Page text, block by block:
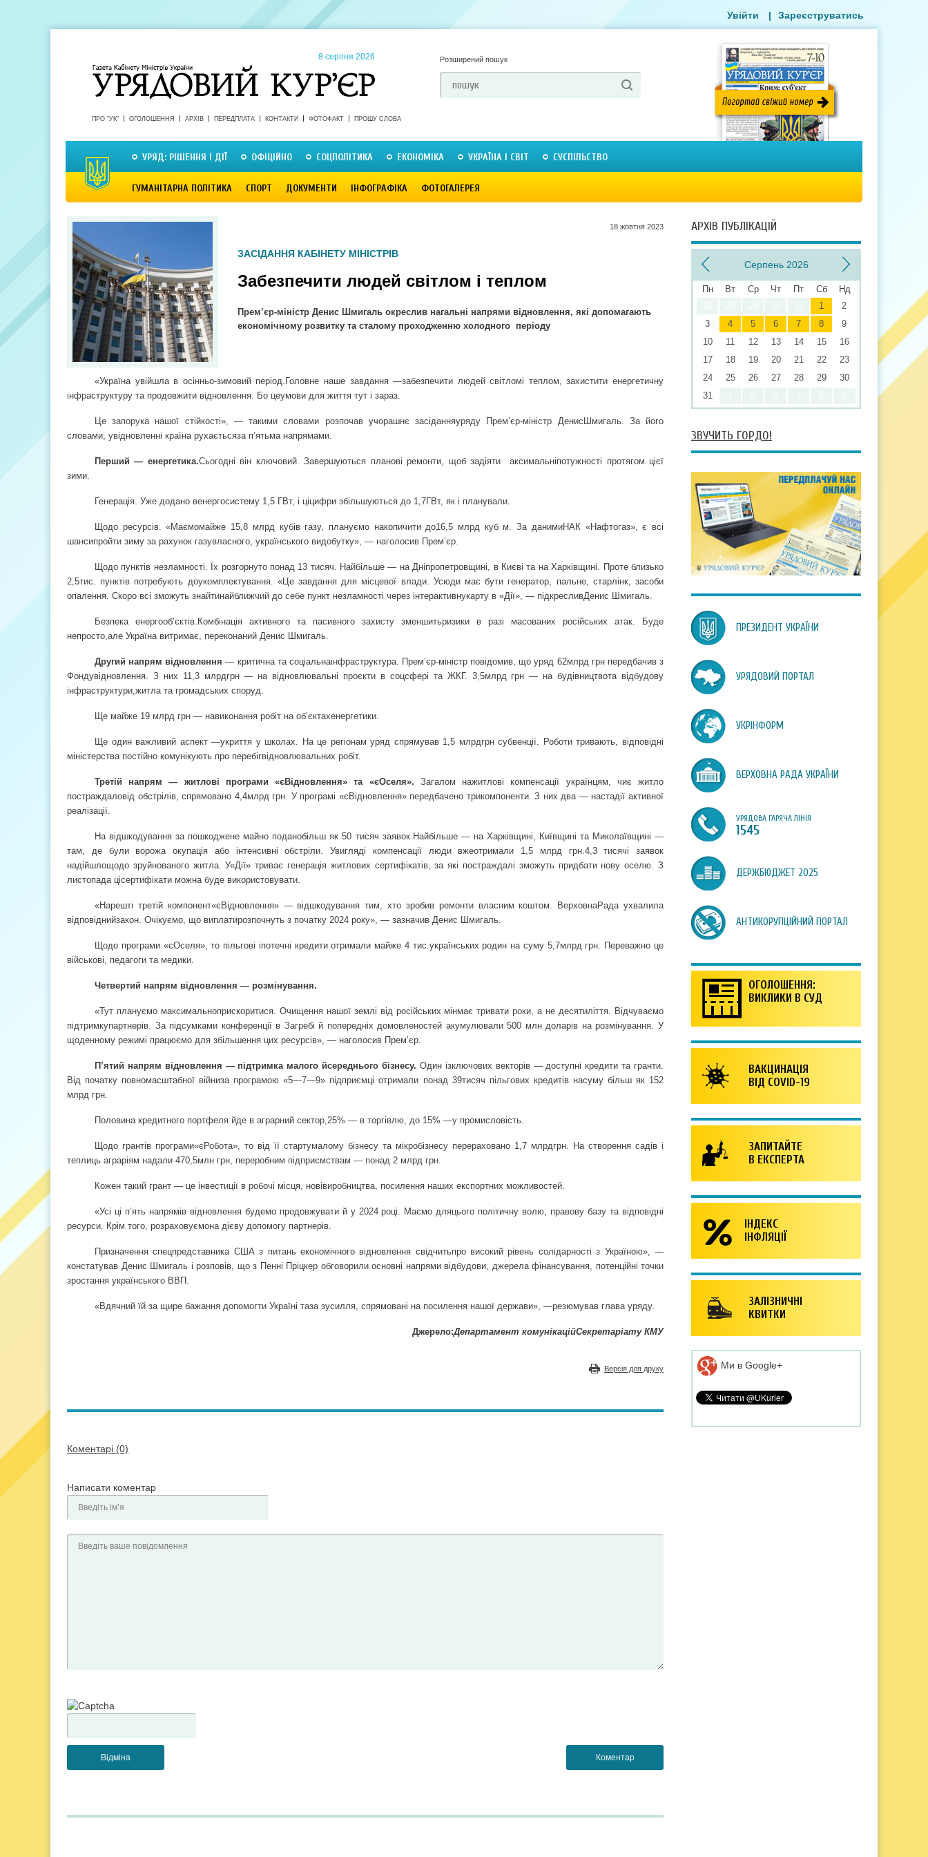
8 серпня 2026 Розширений пошук
ПРО "УК" ОГОЛОШЕННЯ АРХІВ ПЕРЕДПЛАТА КОНТАКТИ ФОТОФАКТ ПРОШУ СЛОВА
УРЯД: РІШЕННЯ І ДІЇ ОФІЦІЙНО СОЦПОЛІТИКА ЕКОНОМІКА УКРАЇНА І СВІТ СУСПІЛЬСТВО
ГУМАНІТАРНА ПОЛІТИКА СПОРТ ДОКУМЕНТИ ІНФОГРАФІКА ФОТОГАЛЕРЕЯ
Увійти | Зареєструватись
18 жовтня 2023
ЗАСІДАННЯ КАБІНЕТУ МІНІСТРІВ
Забезпечити людей світлом і теплом
Прем’єр-міністр Денис Шмигаль окреслив нагальні напрями відновлення, які допомагають
економічному розвитку та сталому проходженню холодного періоду
«Україна увійшла в осінньо-зимовий період. Головне наше завдання —забезпечити людей світломі теплом, захистити енергетичну
інфраструктуру та продовжити відновлення. Бо цеумови для життя тут і зараз.
Це запорука нашої стійкості», — такими словами розпочав учорашнє засіданняуряду Прем’єр-міністр Денис Шмигаль. За його
словами, увідновленні країна рухаєтьсяза п’ятьма напрямами.
Перший — енергетика.Сьогодні він ключовий. Завершуються планові ремонти, щоб задіяти аксимальніпотужності протягом цієї
зими.
Генерація. Уже додано венергосистему 1,5 ГВт, і ціцифри збільшуються до 1,7ГВт, як і планували.
Щодо ресурсів. «Маємомайже 15,8 млрд кубів газу, плануємо накопичити до16,5 млрд куб м. За данимиНАК «Нафтогаз», є всі
шансипройти зиму за рахунок газувласного, українського видобутку», — наголосив Прем’єр.
Щодо пунктів незламності. Їх розгорнуто понад 13 тисяч. Найбільше — на Дніпропетровщині, в Києві та на Харківщині. Проте близько
2,5тис. пунктів потребують доукомплектування. «Це завдання для місцевої влади. Усюди має бути генератор, пальне, старлінк, засоби
опалення. Скоро всі зможуть знайтинайближчий до себе пункт незламності через інтерактивнукарту в «Дії», — підкресливДенис Шмигаль.
Безпека енергооб’єктів.Комбінація активного та пасивного захисту зменшитьризики в разі масованих російських атак. Буде
непросто,але Україна витримає, переконаний Денис Шмигаль.
Другий напрям відновлення— критична та соціальнаінфраструктура. Прем’єр-міністр повідомив, що уряд 62млрд грн передбачив з
Фондувідновлення. З них 11,3 млрдгрн — на відновлювальні проєкти в соцсфері та ЖКГ. 3,5млрд грн — на будівництвота відбудову
інфраструктури,житла та громадських споруд.
Ще майже 19 млрд грн — навиконання робіт на об’єктахенергетики.
Ще один важливий аспект —укриття у школах. На це регіонам уряд спрямував 1,5 млрдгрн субвенції. Роботи тривають, відповідні
міністерства постійно комунікують про перебігвідновлювальних робіт.
Третій напрям — житлові програми «єВідновлення» та «єОселя». Загалом нажитлові компенсації українцям, чиє житло
постраждаловід обстрілів, спрямовано 4,4млрд грн. У програмі «єВідновлення» передбачено трикомпоненти. З них два — настадії активної
реалізації.
На відшкодування за пошкоджене майно поданобільш як 50 тисяч заявок. Найбільше — на Харківщині, Київщині та Миколаївщині —
там, де були ворожа окупація або інтенсивні обстріли. Увигляді компенсації люди вжеотримали 1,5 млрд грн.4,3 тисячі заявок
надійшлощодо зруйнованого житла. У«Дії» триває генерація житлових сертифікатів, за які постраждалі зможуть придбати нову оселю. З
листопада цісертифікати можна буде використовувати.
«Нарешті третій компонент«єВідновлення» — відшкодування тим, хто зробив ремонти власним коштом. ВерховнаРада ухвалила
відповіднийзакон. Очікуємо, що виплатирозпочнуть з початку 2024 року», — зазначив Денис Шмигаль.
Щодо програми «єОселя», то пільгові іпотечні кредити отримали майже 4 тис.українських родин на суму 5,7млрд грн. Переважно це
військові, педагоги та медики.
Четвертий напрям відновлення — розмінування.
«Тут плануємо максимальноприскоритися. Очищення нашої землі від російських мінмає тривати роки, а не десятиліття. Відчуваємо
підтримкупартнерів. За підсумками конференції в Загребі й попередніх домовленостей акумулювали 500 млн доларів на розмінування. У
щоденному режимі працюємо для збільшення цих ресурсів», — наголосив Прем’єр.
П’ятий напрям відновлення — підтримка малого йсереднього бізнесу. Один ізключових векторів — доступні кредити та гранти.
Від початку повномасштабної війниза програмою «5—7—9» підприємці отримали понад 39тисяч пільгових кредитів насуму більш як 152
млрд грн.
Половина кредитного портфеля йде в аграрний сектор,25% — в торгівлю, до 15% —у промисловість.
Щодо грантів програми«єРобота», то від її стартумалому бізнесу та мікробізнесу перераховано 1,7 млрдгрн. На створення садів і
теплиць аграріям надали 470,5млн грн, переробним підприємствам — понад 2 млрд грн.
Кожен такий грант — це інвестиції в робочі місця, новівиробництва, посилення наших експортних можливостей.
«Усі ці п’ять напрямів відновлення будемо продовжувати й у 2024 році. Маємо дляцього політичну волю, правову базу та відповідні
ресурси. Крім того, розраховуємона дієву допомогу партнерів.
Призначення спецпредставника США з питань економічного відновлення свідчитьпро високий рівень солідарності з Україною», —
констатував Денис Шмигаль і розповів, що з Пенні Пріцкер обговорили основні напрями відбудови, джерела фінансування, потенційні точки
зростання українського ВВП.
«Вдячний їй за щире бажання допомогти Україні таза зусилля, спрямовані на посилення нашої держави», —резюмував глава уряду.
Джерело:Департамент комунікаційСекретаріату КМУ
Версія для друку
Коментарі (0)
Написати коментар
АРХІВ ПУБЛІКАЦІЙ
Серпень 2026
Пн Вт Ср Чт Пт Сб
Нд
1
2
3
4 5 6 7 8
9
10
11 12 13 14 15
16
17
18 19 20 21 22
23
24
25 26 27 28 29
30
31
ЗВУЧИТЬ ГОРДО!
ПРЕЗИДЕНТ УКРАЇНИ
УРЯДОВИЙ ПОРТАЛ
УКРІНФОРМ
ВЕРХОВНА РАДА УКРАЇНИ
УРЯДОВА ГАРЯЧА ЛІНІЯ
1545
ДЕРЖБЮДЖЕТ 2025
АНТИКОРУПЦІЙНИЙ ПОРТАЛ
ОГОЛОШЕННЯ:
ВИКЛИКИ В СУД
ВАКЦИНАЦІЯ
ВІД COVID-19
ЗАПИТАЙТЕ
В ЕКСПЕРТА
ІНДЕКС
ІНФЛЯЦІЇ
ЗАЛІЗНИЧНІ
КВИТКИ
Ми в Google+